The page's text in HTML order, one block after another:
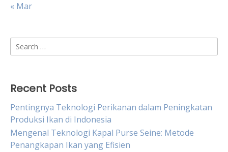
« Mar
Search
for:
Recent Posts
Pentingnya Teknologi Perikanan dalam Peningkatan
Produksi Ikan di Indonesia
Mengenal Teknologi Kapal Purse Seine: Metode
Penangkapan Ikan yang Efisien